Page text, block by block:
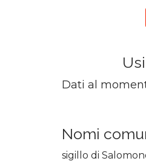
Dati al
Nomi
sigillo di